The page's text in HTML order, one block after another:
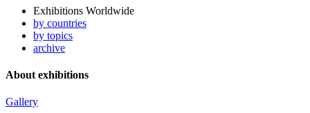
Exhibitions Worldwide
by countries
by topics
archive
About exhibitions
Gallery